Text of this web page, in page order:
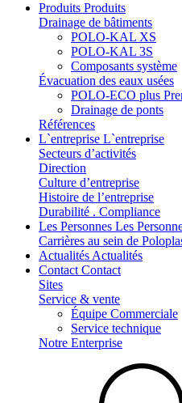
Produits Produits
Drainage de bâtiments
POLO-KAL XS
POLO-KAL 3S
Composants système
Évacuation des eaux usées
POLO-ECO plus
Drainage de ponts
Références
L`entreprise L`entreprise
Secteurs d’activités
Direction
Culture d’entreprise
Histoire de l’entreprise
Durabilité . Compliance
Les Personnes Les
Carrières au sein de
Actualités Actualités
Contact Contact
Sites
Service & vente
Équipe Commerciale
Service technique
Notre Enterprise